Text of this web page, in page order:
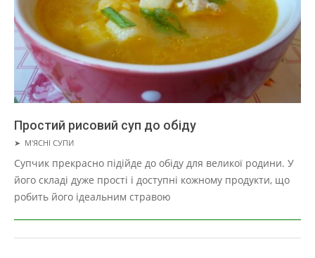
Простий рисовий суп до обіду
2019-
03-
29
➤ М'ЯСНІ СУПИ
Супчик прекрасно підійде до обіду для великої родини. У
його складі дуже прості і доступні кожному продукти, що
робить його ідеальним стравою